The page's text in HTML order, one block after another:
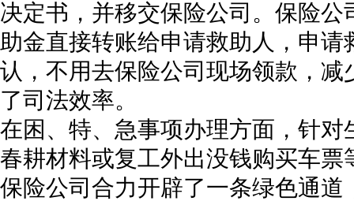
决定书，并移交保险公司。保险
助金直接转账给申请救助人，申
认，不用去保险公司现场领款，
了司法效率。
在困、特、急事项办理方面，针
春耕材料或复工外出没钱购买车
保险公司合力开辟了一条绿色通